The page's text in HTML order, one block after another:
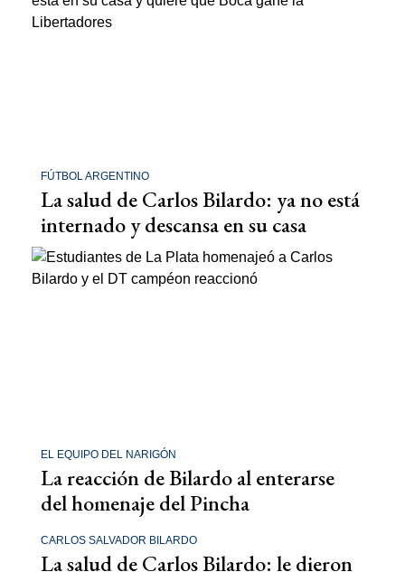
FÚTBOL ARGENTINO
La salud de Carlos Bilardo: ya no está
internado y descansa en su casa
EL EQUIPO DEL NARIGÓN
La reacción de Bilardo al enterarse
del homenaje del Pincha
CARLOS SALVADOR BILARDO
La salud de Carlos Bilardo: le dieron